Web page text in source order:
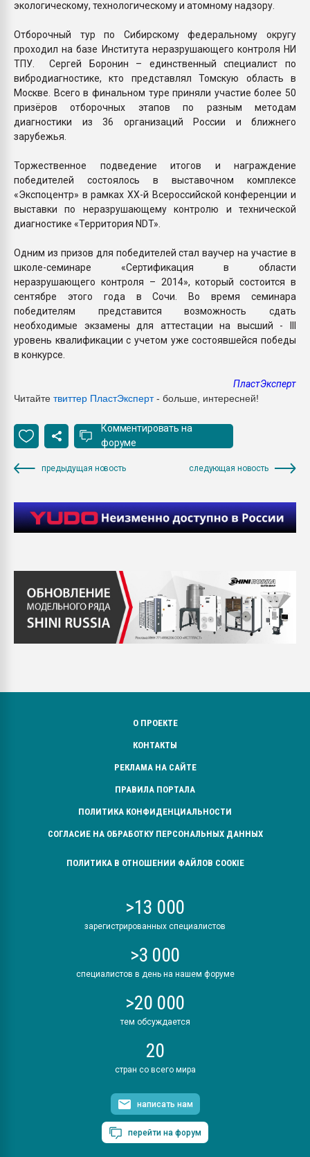
экологическому, технологическому и атомному надзору.
Отборочный тур по Сибирскому федеральному округу
проходил на базе Института неразрушающего контроля НИ
ТПУ. Сергей Боронин – единственный специалист по
вибродиагностике, кто представлял Томскую область в
Москве. Всего в финальном туре приняли участие более 50
призёров отборочных этапов по разным методам
диагностики из 36 организаций России и ближнего
зарубежья.
Торжественное подведение итогов и награждение
победителей состоялось в выставочном комплексе
«Экспоцентр» в рамках ХХ-й Всероссийской конференции и
выставки по неразрушающему контролю и технической
диагностике «Территория NDT».
Одним из призов для победителей стал ваучер на участие в
школе-семинаре «Сертификация в области
неразрушающего контроля – 2014», который состоится в
сентябре этого года в Сочи. Во время семинара
победителям представится возможность сдать
необходимые экзамены для аттестации на высший - III
уровень квалификации с учетом уже состоявшейся победы
в конкурсе.
ПластЭксперт
Читайте твиттер ПластЭксперт- больше, интересней!
Комментировать на
форуме
предыдущая новость следующая новость
О ПРОЕКТЕ
КОНТАКТЫ
РЕКЛАМА НА САЙТЕ
ПРАВИЛА ПОРТАЛА
ПОЛИТИКА КОНФИДЕНЦИАЛЬНОСТИ
СОГЛАСИЕ НА ОБРАБОТКУ ПЕРСОНАЛЬНЫХ ДАННЫХ
ПОЛИТИКА В ОТНОШЕНИИ ФАЙЛОВ COOKIE
>13 000
зарегистрированных специалистов
>3 000
специалистов в день на нашем форуме
>20 000
тем обсуждается
20
стран со всего мира
написать нам
перейти на форум